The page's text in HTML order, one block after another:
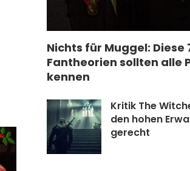
Nichts für Muggel:
Fantheorien sollten alle
kennen
Kritik The
den hohen
gerecht